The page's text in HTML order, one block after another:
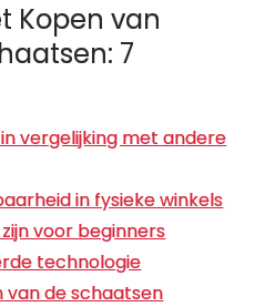
Kopen van
7
vergelijking met andere
in fysieke winkels
voor beginners
technologie
van de schaatsen